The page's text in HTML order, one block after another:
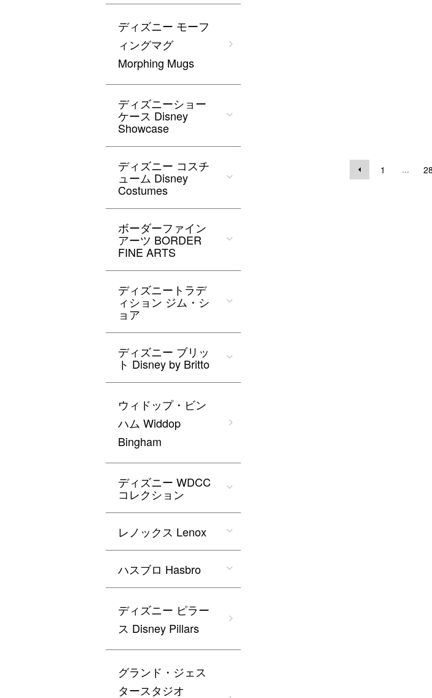
1 ... 28
ディズニー モーフ
ィングマグ
Morphing Mugs
ディズニーショー
ケース Disney
Showcase
ディズニー コスチ
ューム Disney
Costumes
ボーダーファイン
アーツ BORDER
FINE ARTS
ディズニートラデ
ィション ジム・シ
ョア
ディズニー ブリッ
ト Disney by Britto
ウィドップ・ビン
ハム Widdop
Bingham
ディズニー WDCC
コレクション
レノックス Lenox
ハスブロ Hasbro
ディズニー ピラー
ス Disney Pillars
グランド・ジェス
タースタジオ